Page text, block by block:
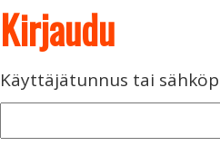
Kirjaudu
Käyttäjätunnus tai